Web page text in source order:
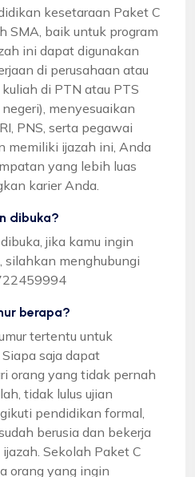
kesetaraan Paket C
SMA, baik untuk program
ini dapat digunakan
di perusahaan atau
di PTN atau PTS
menyesuaikan
PNS, serta pegawai
memiliki ijazah ini, Anda
yang lebih luas
karier Anda.
dibuka?
jika kamu ingin
silahkan menghubungi
berapa?
tertentu untuk
saja dapat
orang yang tidak pernah
tidak lulus ujian
pendidikan formal,
berusia dan bekerja
Sekolah Paket C
orang yang ingin